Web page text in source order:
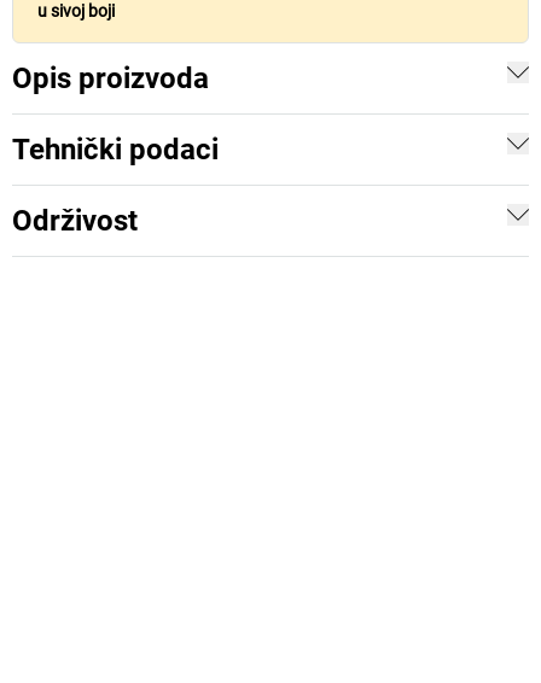
u sivoj boji
Opis proizvoda
Tehnički podaci
Održivost